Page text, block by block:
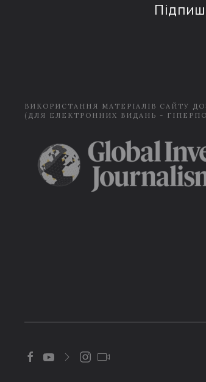
ВИКОРИСТАННЯ МАТЕРІАЛІВ САЙТУ
(ДЛЯ ЕЛЕКТРОННИХ ВИДАНЬ -